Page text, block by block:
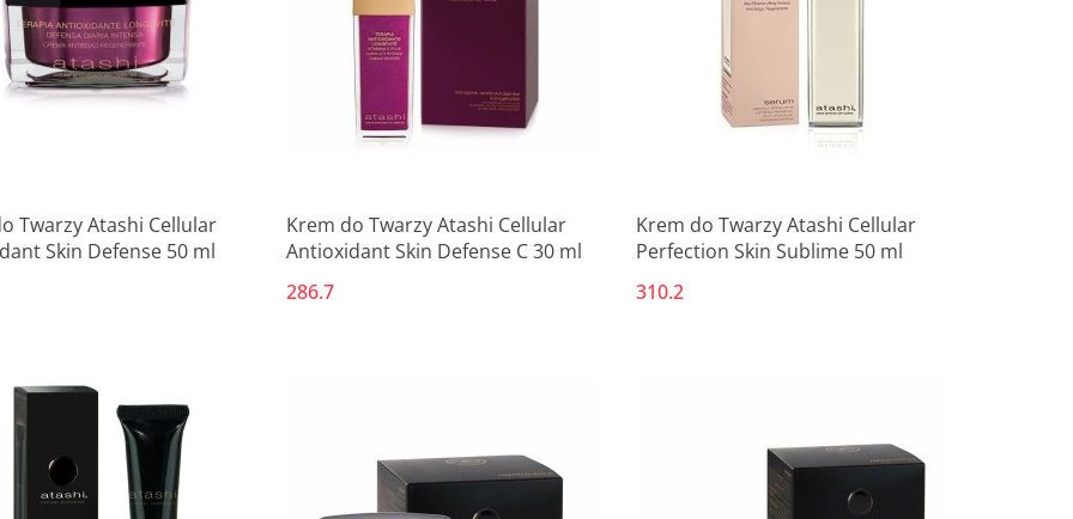
Twarzy Atashi Cellular
Skin Defense 50 ml
Krem do Twarzy Atashi Cellular
Antioxidant Skin Defense C 30 ml
286.7
Krem do Twarzy Atashi Cellular
Perfection Skin Sublime 50 ml
310.2